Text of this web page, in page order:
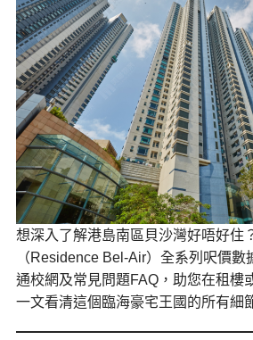
想深入了解港島南區貝沙灣好唔好住
（Residence Bel-Air）全系列呎價數
通校網及常見問題FAQ，助您在租樓
一文看清這個臨海豪宅王國的所有細